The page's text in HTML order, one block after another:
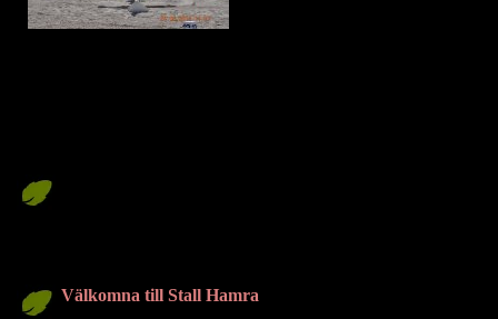
Välkomna till Stall Hamra